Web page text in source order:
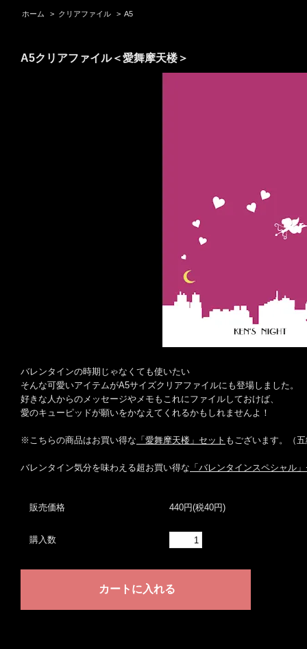
ホーム > クリアファイル > A5
A5クリアファイル＜愛舞摩天楼＞
バレンタインの時期じゃなくても使いたい
そんな可愛いアイテムがA5サイズクリアファイルにも登場しました。
好きな人からのメッセージやメモもこれにファイルしておけば、
愛のキューピッドが願いをかなえてくれるかもしれませんよ！
※こちらの商品はお買い得な 「愛舞摩天楼」セット もございます。（
バレンタイン気分を味わえる超お買い得な 「バレンタインスペシャル
販売価格 440円(税40円)
購入数